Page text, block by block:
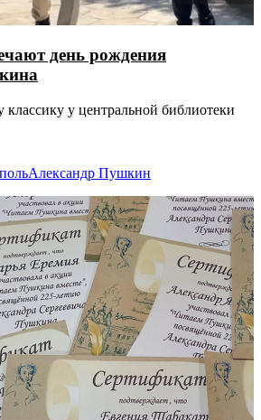
день рождения
у центральной библиотеки
Александр Пушкин